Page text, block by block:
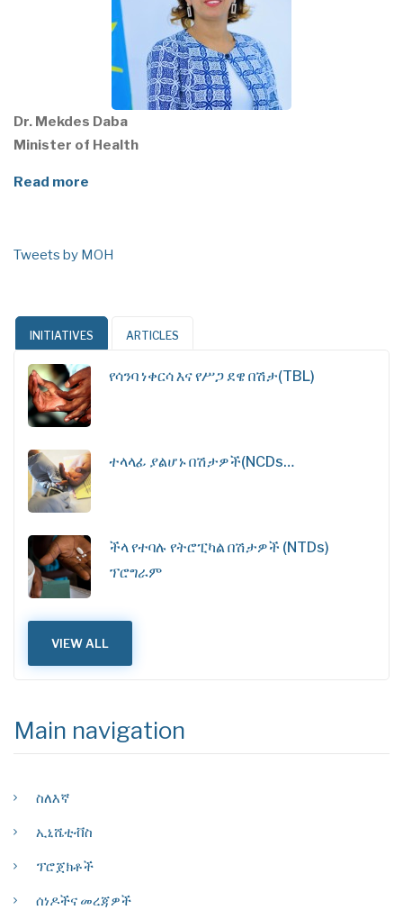
Dr. Mekdes Daba
Minister of Health
Read more
Tweets by MOH
INITIATIVES ARTICLES
የሳንባ ነቀርሳ እና የሥጋ ደዌ በሽታ(TBL)
ተላላፊ ያልሆኑ በሽታዎች(NCDs…
ችላ የተባሉ የትሮፒካል በሽታዎች (NTDs)
ፕሮግራም
VIEW ALL
Main navigation
ስለእኛ
ኢኒሼቲቭስ
ፕሮጀክቶች
ሰነዶችና መረጃዎች